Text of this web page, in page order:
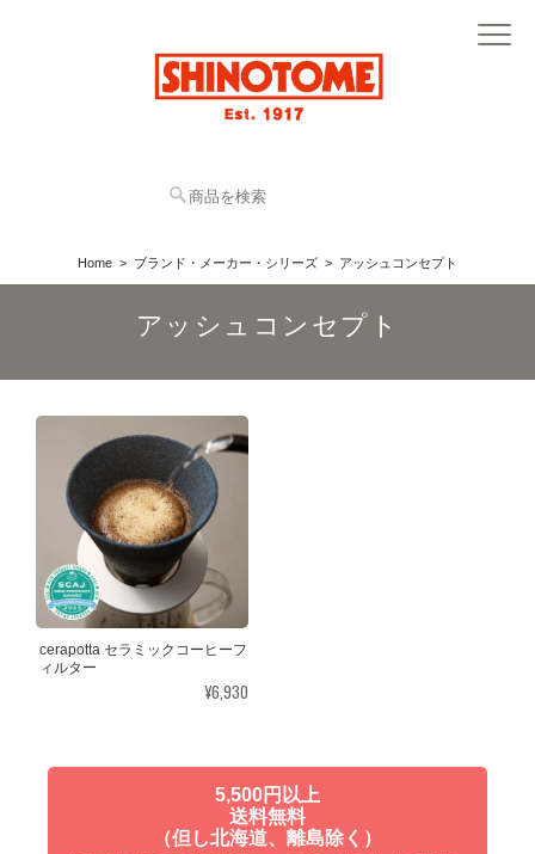
Home ブランド・メーカー・シリーズ アッシュコンセプト
アッシュコンセプト
cerapotta セラミックコーヒーフ
ィルター
¥6,930
5,500円以上
送料無料
（但し北海道、離島除く）